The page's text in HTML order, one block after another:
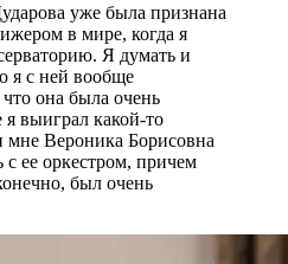
уже была признана
в мире, когда я
Я думать и
я с ней вообще
она была очень
выиграл какой-то
мне Вероника Борисовна
ее оркестром, причем
был очень